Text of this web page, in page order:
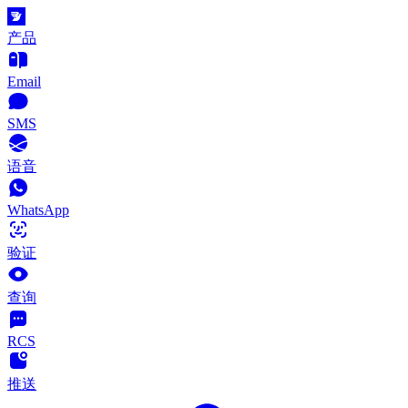
产品
Email
SMS
语音
WhatsApp
验证
查询
RCS
推送